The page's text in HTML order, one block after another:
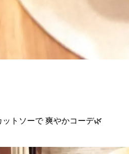
ットソーで 爽やかコーデ🌿